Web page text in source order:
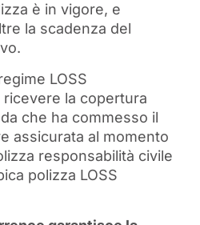
è in vigore, e
la scadenza del
LOSS
ricevere la copertura
che ha commesso il
assicurata al momento
responsabilità civile
polizza LOSS